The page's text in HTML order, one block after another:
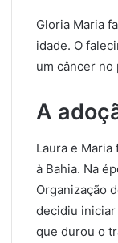
Gloria Maria
idade. O
um câncer
A
Laura e
à Bahia. Na
Organização
decidiu iniciar
que durou o